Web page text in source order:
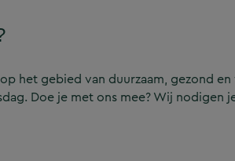
het gebied van duurzaam, gezond
Doe je met ons mee? Wij